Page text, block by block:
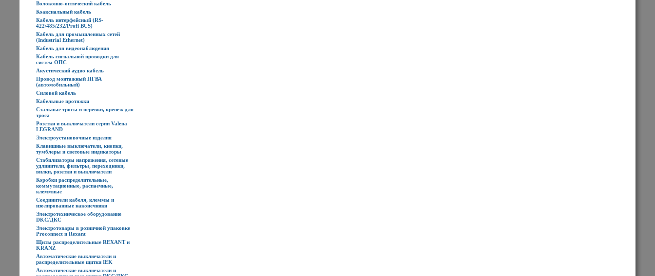
Волоконно-оптический кабель
Коаксиальный кабель
Кабель интерфейсный (RS-
422/485/232/Profi BUS)
Кабель для промышленных сетей
(Industrial Ethernet)
Кабель для видеонаблюдения
Кабель сигнальной проводки для
систем ОПС
Акустический аудио кабель
Провод монтажный ПГВА
(автомобильный)
Силовой кабель
Кабельные протяжки
Стальные тросы и веревки, крепеж для
троса
Розетки и выключатели серии Valena
LEGRAND
Электроустановочные изделия
Клавишные выключатели, кнопки,
тумблеры и световые индикаторы
Стабилизаторы напряжения, сетевые
удлинители, фильтры, переходники,
вилки, розетки и выключатели
Коробки распределительные,
коммутационные, распаечные,
клеммные
Соединители кабеля, клеммы и
изолированные наконечники
Электротехническое оборудование
DKC/ДКС
Электротовары в розничной упаковке
Proconnect и Rexant
Щиты распределительные REXANT и
KRANZ
Автоматические выключатели и
распределительные щитки IEK
Автоматические выключатели и